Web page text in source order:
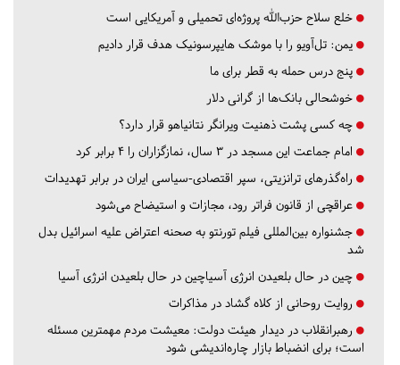
خلع سلاح حزب‌الله پروژه‌ای تحمیلی و آمریکایی است
یمن: تل‌آویو را با موشک هایپرسونیک هدف قرار دادیم
پنج درس‌ حمله به قطر برای ما
خوشحالی بانک‌ها از گرانی دلار
چه کسی پشت ذهنیت ویرانگر نتانیاهو قرار دارد؟
امام جماعت این مسجد در ۳ سال، نمازگزاران را ۴ برابر کرد
راه‌گذرهای ترانزیتی، سپر اقتصادی-سیاسی ایران در برابر تهدیدات
عراقچی از قانون فراتر رود، مجازات و استیضاح می‌شود
جشنواره بین‌المللی فیلم تورنتو به صحنه اعتراض علیه اسرائیل بدل
شد
چین در حال بلعیدن انرژی آسیاچین در حال بلعیدن انرژی آسیا
روایت روحانی از کلاه گشاد در مذاکرات
رهبرانقلاب در دیدار هیئت دولت: معیشت مردم مهمترین مسئله
است؛ برای انضباط بازار چاره‌اندیشی شود